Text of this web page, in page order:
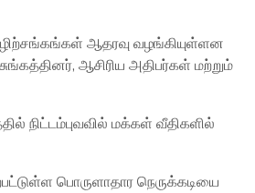
ஆதரவு வழங்கியுள்ளன
ஆசிரிய அதிபர்கள் மற்றும்
நிட்டம்புவவில் மக்கள் வீதிகளில்
பொருளாதார நெருக்கடியை